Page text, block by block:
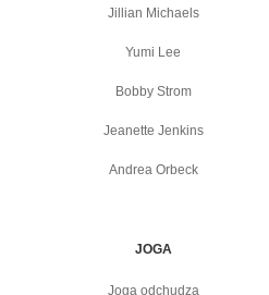
Jillian Michaels
Yumi Lee
Bobby Strom
Jeanette Jenkins
Andrea Orbeck
JOGA
Joga odchudza